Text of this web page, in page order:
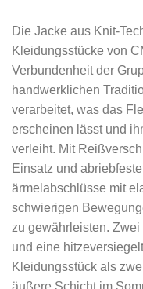
Die Jacke aus Knit-
Kleidungsstücke von
Verbundenheit der
handwerklichen
verarbeitet, was das
erscheinen lässt und
verleiht. Mit
Einsatz und
ärmelabschlüsse mit
schwierigen
zu gewährleisten.
und eine
Kleidungsstück als